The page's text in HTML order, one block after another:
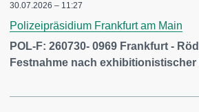
30.07.2026 – 11:27
Polizeipräsidium Frankfurt am Main
POL-F: 260730- 0969 Frankfurt -
Festnahme nach